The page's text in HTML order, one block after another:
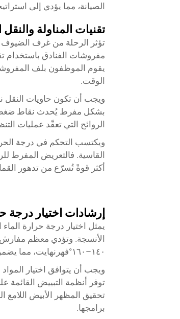
الصيانة، مما يؤدي إلى
تقنيات المناولة
تؤثر الرحلة من غرف الضيوف
مفروشات الفنادق باستخدام
يقوم الموظفون بلف
الوقت.
ويجب أن تكون حاويات النقل
بشكل مفرط يُحدث نقاط ضغط
الروائح التي تعقّد عمليات
ويكتسب التحكم في درجة
القاسية. فالتعريض المفرط
أكثر قوةً تُسرّع من تدهور
إرشادات اختيار درجة
يمثل اختيار درجة حرارة
الأنسجة. وتؤدي معظم
١٤٠–١٦٠°فهرنهايت، مما يضمن تنظيفًا شاملًا مع تجنُّب الإجهاد الشديد الذي تسببه الحرارة الزائدة على الألياف.
ويجب أن يتوافق اختيار المواد
توفر أنظمة التبييض القائمة
تحقيق المظهر الأبيض اللامع
برامجها.